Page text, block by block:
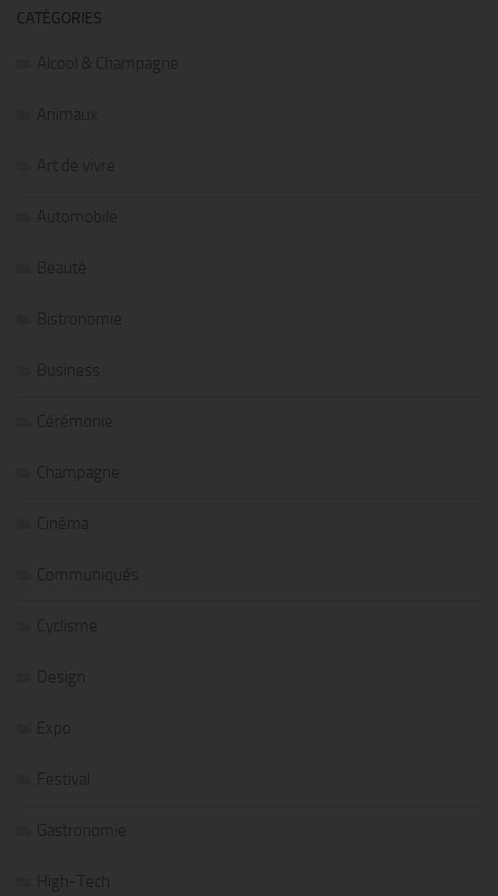
CATÉGORIES
Alcool & Champagne
Animaux
Art de vivre
Automobile
Beauté
Bistronomie
Business
Cérémonie
Champagne
Cinéma
Communiqués
Cyclisme
Design
Expo
Festival
Gastronomie
High-Tech